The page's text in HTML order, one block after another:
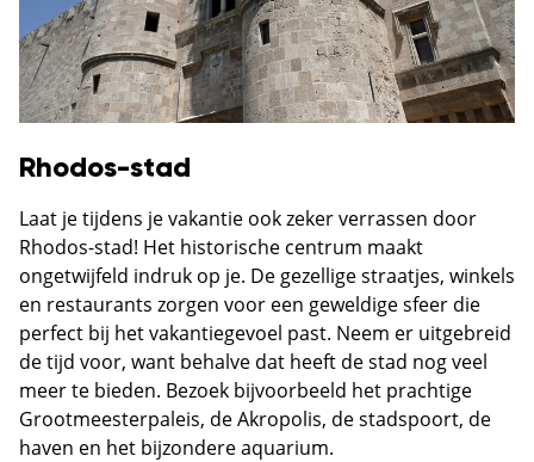
Rhodos-stad
Laat je tijdens je vakantie ook zeker verrassen door
Rhodos-stad! Het historische centrum maakt
ongetwijfeld indruk op je. De gezellige straatjes, winkels
en restaurants zorgen voor een geweldige sfeer die
perfect bij het vakantiegevoel past. Neem er uitgebreid
de tijd voor, want behalve dat heeft de stad nog veel
meer te bieden. Bezoek bijvoorbeeld het prachtige
Grootmeesterpaleis, de Akropolis, de stadspoort, de
haven en het bijzondere aquarium.